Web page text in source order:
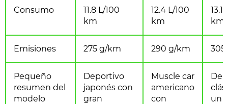
Consumo
11.8 L/100
km
12.4 L/100
km
13.1
km
Emisiones 275 g/km 290 g/km
Pequeño
resumen del
modelo
Deportivo
japonés con
gran
Muscle car
americano
con
un